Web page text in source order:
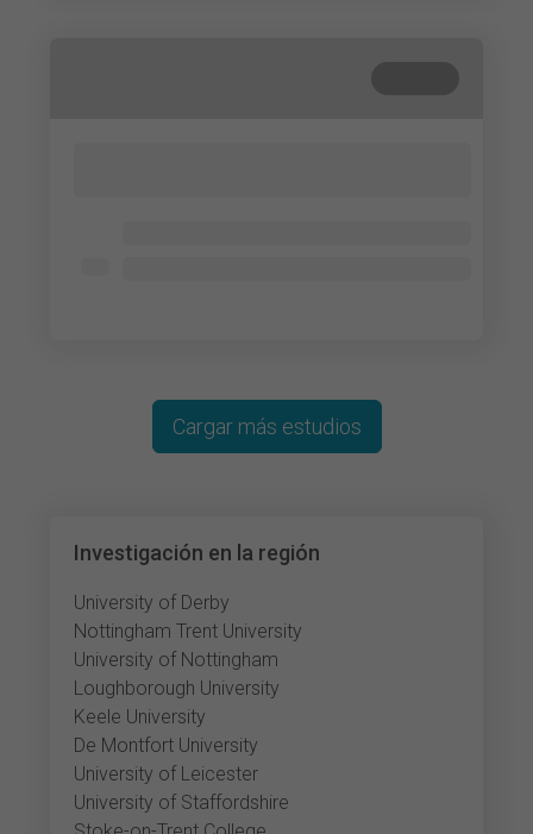
Investigación en la región
University of Derby
Nottingham Trent University
University of Nottingham
Loughborough University
Keele University
De Montfort University
University of Leicester
University of Staffordshire
Cargar más estudios